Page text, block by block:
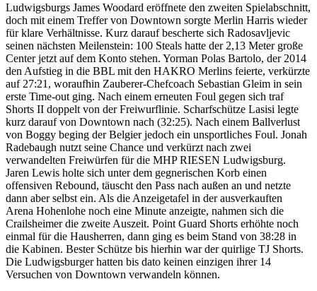
Ludwigsburgs James Woodard eröffnete den zweiten Spielabschnitt,
doch mit einem Treffer von Downtown sorgte Merlin Harris wieder
für klare Verhältnisse. Kurz darauf bescherte sich Radosavljevic
seinen nächsten Meilenstein: 100 Steals hatte der 2,13 Meter große
Center jetzt auf dem Konto stehen. Yorman Polas Bartolo, der 2014
den Aufstieg in die BBL mit den HAKRO Merlins feierte, verkürzte
auf 27:21, woraufhin Zauberer-Chefcoach Sebastian Gleim in sein
erste Time-out ging. Nach einem erneuten Foul gegen sich traf
Shorts II doppelt von der Freiwurflinie. Scharfschütze Lasisi legte
kurz darauf von Downtown nach (32:25). Nach einem Ballverlust
von Boggy beging der Belgier jedoch ein unsportliches Foul. Jonah
Radebaugh nutzt seine Chance und verkürzt nach zwei
verwandelten Freiwürfen für die MHP RIESEN Ludwigsburg.
Jaren Lewis holte sich unter dem gegnerischen Korb einen
offensiven Rebound, täuscht den Pass nach außen an und netzte
dann aber selbst ein. Als die Anzeigetafel in der ausverkauften
Arena Hohenlohe noch eine Minute anzeigte, nahmen sich die
Crailsheimer die zweite Auszeit. Point Guard Shorts erhöhte noch
einmal für die Hausherren, dann ging es beim Stand von 38:28 in
die Kabinen. Bester Schütze bis hierhin war der quirlige TJ Shorts.
Die Ludwigsburger hatten bis dato keinen einzigen ihrer 14
Versuchen von Downtown verwandeln können.